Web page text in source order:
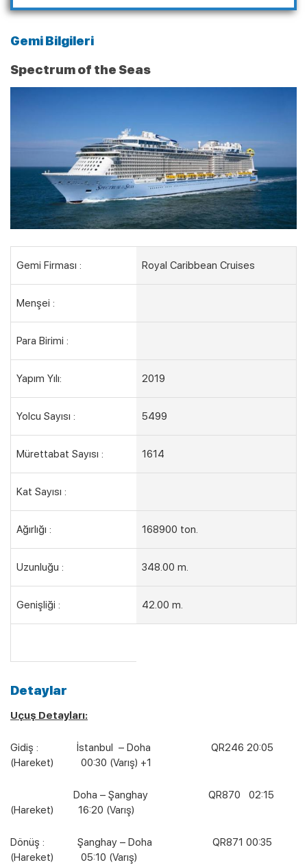
Gemi Bilgileri
Spectrum of the Seas
Gemi Firması : Royal Caribbean Cruises
Menşei :
Para Birimi :
Yapım Yılı: 2019
Yolcu Sayısı : 5499
Mürettabat Sayısı : 1614
Kat Sayısı :
Ağırlığı : 168900 ton.
Uzunluğu : 348.00 m.
Genişliği : 42.00 m.
Detaylar
Uçuş Detayları:
Gidiş : İstanbul – Doha QR246 20:05
(Hareket) 00:30 (Varış) +1
Doha – Şanghay QR870 02:15
(Hareket) 16:20 (Varış)
Dönüş : Şanghay – Doha QR871 00:35
(Hareket) 05:10 (Varış)